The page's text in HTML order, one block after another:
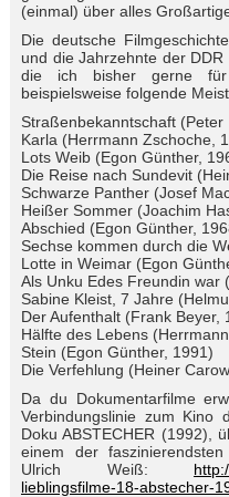
(einmal) über alles
Die deutsche
und die Jahrzehnte der
die ich bisher gerne für
beispielsweise folgende
Straßenbekanntschaft (Peter
Karla (Herrmann Zschoche,
Lots Weib (Egon Günther,
Die Reise nach Sundevit
Schwarze Panther (Josef
Heißer Sommer (Joachim
Abschied (Egon Günther,
Sechse kommen durch die
Lotte in Weimar (Egon
Als Unku Edes Freundin war
Sabine Kleist, 7 Jahre
Der Aufenthalt (Frank Beyer,
Hälfte des Lebens
Stein (Egon Günther, 1991)
Die Verfehlung (Heiner
Da du Dokumentarfilme
Verbindungslinie zum
Doku ABSTECHER (1992),
einem der
Ulrich Weiß:
lieblingsfilme-18-abstecher-